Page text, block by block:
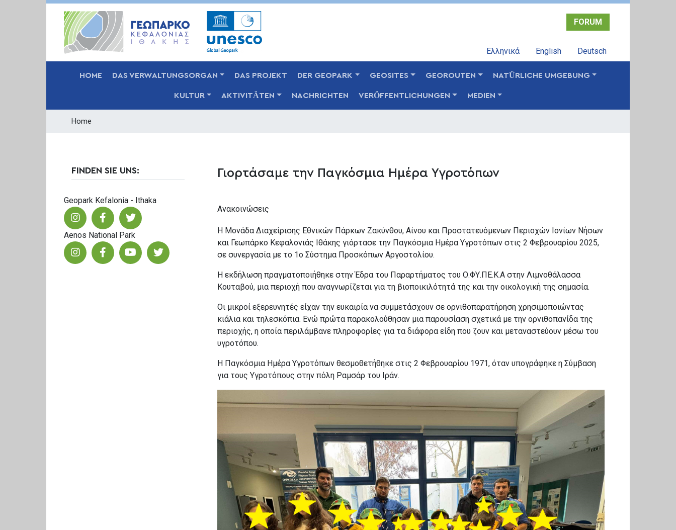
Skip
FORUM
Ελληνικά English Deutsch
HOME DAS VERWALTUNGSORGAN DAS PROJEKT DER GEOPARK GEOSITES GEOROUTEN NATÜRLICHE UMGEBUNG
KULTUR AKTIVITÄTEN NACHRICHTEN VERÖFFENTLICHUNGEN MEDIEN
Home
Γιορτάσαμε την Παγκόσμια Ημέρα Υγροτόπων
Ανακοινώσεις
Η Μονάδα Διαχείρισης Εθνικών Πάρκων Ζακύνθου, Αίνου και Προστατευόμενων Περιοχών Ιονίων Νήσων
και Γεωπάρκο Κεφαλονιάς Ιθάκης γιόρτασε την Παγκόσμια Ημέρα Υγροτόπων στις 2 Φεβρουαρίου 2025,
σε συνεργασία με το 1ο Σύστημα Προσκόπων Αργοστολίου.
Η εκδήλωση πραγματοποιήθηκε στην Έδρα του Παραρτήματος του Ο.ΦΥ.ΠΕ.Κ.Α στην Λιμνοθάλασσα
Κουταβού, μια περιοχή που αναγνωρίζεται για τη βιοποικιλότητά της και την οικολογική της σημασία.
Οι μικροί εξερευνητές είχαν την ευκαιρία να συμμετάσχουν σε ορνιθοπαρατήρηση χρησιμοποιώντας
κιάλια και τηλεσκόπια. Ενώ πρώτα παρακολούθησαν μια παρουσίαση σχετικά με την ορνιθοπανίδα της
περιοχής, η οποία περιλάμβανε πληροφορίες για τα διάφορα είδη που ζουν και μεταναστεύουν μέσω του
υγροτόπου.
Η Παγκόσμια Ημέρα Υγροτόπων θεσμοθετήθηκε στις 2 Φεβρουαρίου 1971, όταν υπογράφηκε η Σύμβαση
για τους Υγροτόπους στην πόλη Ραμσάρ του Ιράν.
FINDEN SIE UNS:
Geopark Kefalonia - Ithaka
Aenos National Park